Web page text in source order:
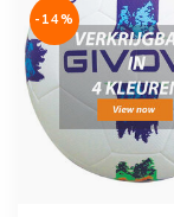
-14%